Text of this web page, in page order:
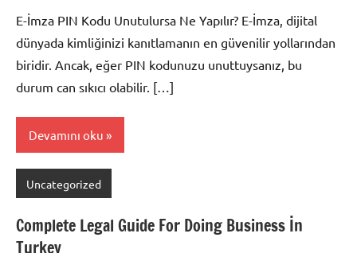
E-İmza PIN Kodu Unutulursa Ne Yapılır? E-İmza, dijital
dünyada kimliğinizi kanıtlamanın en güvenilir yollarından
biridir. Ancak, eğer PIN kodunuzu unuttuysanız, bu
durum can sıkıcı olabilir. […]
Devamını oku
Uncategorized
Complete Legal Guide For Doing Business İn
Turkey